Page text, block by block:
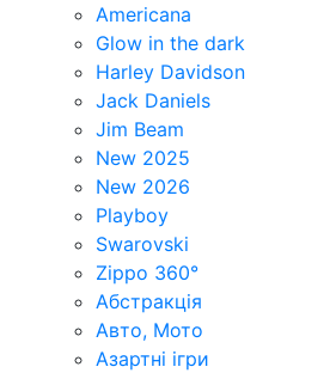
Americana
Glow in the dark
Harley Davidson
Jack Daniels
Jim Beam
New 2025
New 2026
Playboy
Swarovski
Zippo 360°
Абстракція
Авто, Мото
Азартні ігри